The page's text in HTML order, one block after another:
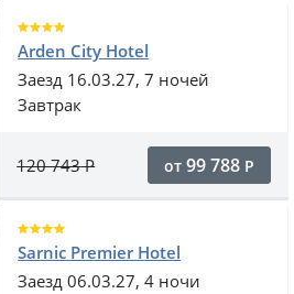
Arden City Hotel
Заезд 16.03.27, 7 ночей
Завтрак
120 743Р от 99 788 Р
Sarnic Premier Hotel
Заезд 06.03.27, 4 ночи